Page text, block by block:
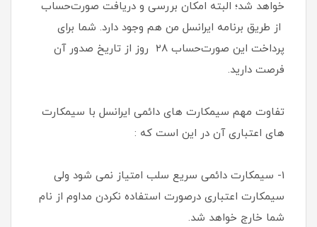
خواهد شد؛ البته امکان بررسی و دریافت صورت‌حساب
از طریق برنامه ایرانسل من هم وجود دارد. شما برای
پرداخت این صورت‌حساب ۲۸ روز از تاریخ صدور آن
فرصت دارید.
تفاوت مهم سیمکارت های دائمی ایرانسل با سیمکارت
های اعتباری آن در این است که :
1- سیمکارت دائمی سریع سلب امتیاز نمی شود ولی
سیمکارت اعتباری درصورت استفاده نکردن مداوم از نام
شما خارج خواهد شد.